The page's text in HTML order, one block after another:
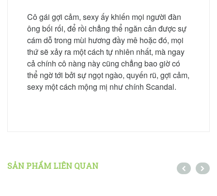
Cô gái gợi cảm, sexy ấy khiến mọi người đàn
ông bối rối, để rồi chẳng thể ngăn cản được sự
cám dỗ trong mùi hương đầy mê hoặc đó, mọi
thứ sẽ xảy ra một cách tự nhiên nhất, mà ngay
cả chính cô nàng này cũng chẳng bao giờ có
thể ngờ tới bởi sự ngọt ngào, quyến rũ, gợi cảm,
sexy một cách mộng mị như chính Scandal.
SẢN PHẨM LIÊN QUAN